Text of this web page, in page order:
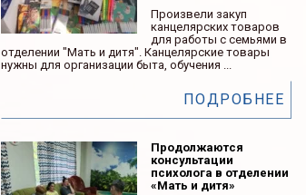
Произвели закуп
канцелярских товаров
для работы с семьями в
отделении "Мать и дитя". Канцелярские товары
нужны для организации быта, обучения ...
ПОДРОБНЕЕ
Продолжаются
консультации
психолога в отделении
«Мать и дитя»